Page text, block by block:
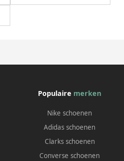
Populaire merken
Nike schoenen
Adidas schoenen
Clarks schoenen
Converse schoenen